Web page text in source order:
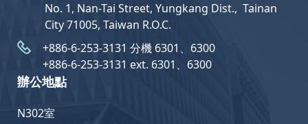
No. 1, Nan-Tai Street, Yungkang Dist.,  Tainan
City 71005, Taiwan R.O.C.
+886-6-253-3131 分機 6301、6300
+886-6-253-3131 ext. 6301、6300
辦公地點
N302室